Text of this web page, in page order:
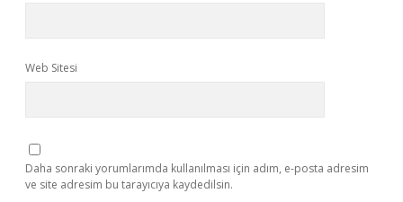
Web Sitesi
Daha sonraki yorumlarımda kullanılması için adım, e-posta adresim
ve site adresim bu tarayıcıya kaydedilsin.